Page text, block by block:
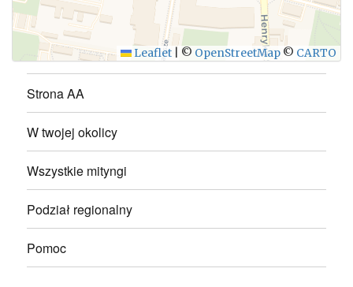
Leaflet © OpenStreetMap © CARTO
Strona AA
W twojej okolicy
Wszystkie mityngi
Podział regionalny
Pomoc